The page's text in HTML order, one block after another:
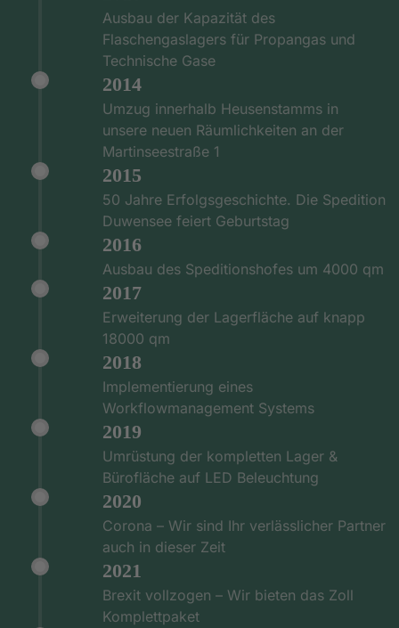
Ausbau der Kapazität des
Flaschengaslagers für Propangas und
Technische Gase
2014
Umzug innerhalb Heusenstamms in
unsere neuen Räumlichkeiten an der
Martinseestraße 1
2015
50 Jahre Erfolgsgeschichte. Die Spedition
Duwensee feiert Geburtstag
2016
Ausbau des Speditionshofes um 4000 qm
2017
Erweiterung der Lagerfläche auf knapp
18000 qm
2018
Implementierung eines
Workflowmanagement Systems
2019
Umrüstung der kompletten Lager &
Bürofläche auf LED Beleuchtung
2020
Corona – Wir sind Ihr verlässlicher Partner
auch in dieser Zeit
2021
Brexit vollzogen – Wir bieten das Zoll
Komplettpaket